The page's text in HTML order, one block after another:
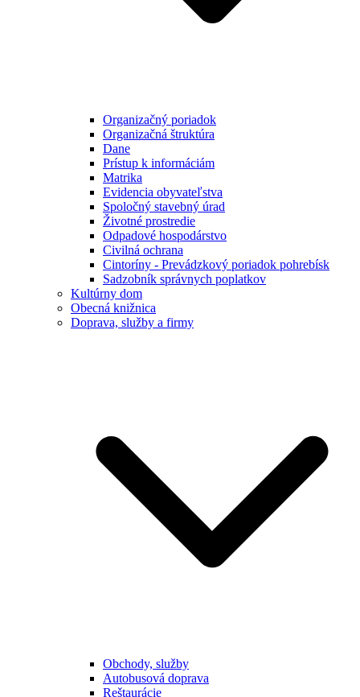
Organizačný poriadok
Organizačná štruktúra
Dane
Prístup k informáciám
Matrika
Evidencia obyvateľstva
Spoločný stavebný úrad
Životné prostredie
Odpadové hospodárstvo
Civilná ochrana
Cintoríny - Prevádzkový poriadok pohrebísk
Sadzobník správnych poplatkov
Kultúrny dom
Obecná knižnica
Doprava, služby a firmy
Obchody, služby
Autobusová doprava
Reštaurácie